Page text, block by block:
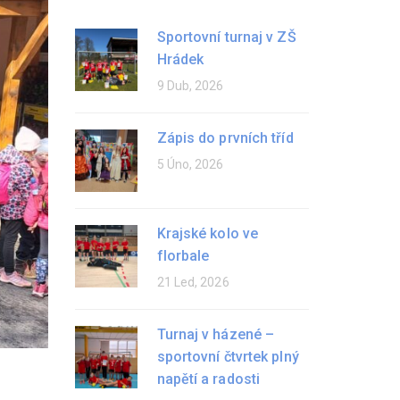
Sportovní turnaj v ZŠ
Hrádek
9 Dub, 2026
Zápis do prvních tříd
5 Úno, 2026
Krajské kolo ve
florbale
21 Led, 2026
Turnaj v házené –
sportovní čtvrtek plný
napětí a radosti